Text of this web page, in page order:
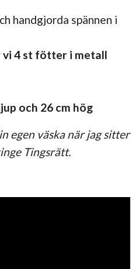
handgjorda spännen i
4 st fötter i metall
och 26 cm hög
egen väska när jag sitter
Tingsrätt.